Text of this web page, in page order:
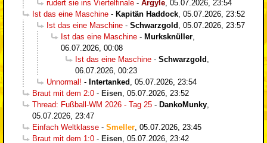
rudert sie ins Viertelfinale - Argyle 05.07.2026, 23:54
Ist das eine Maschine - Kapitän Haddock 05.07.2026, 23:52
Ist das eine Maschine - Schwarzgold
05.07.2026, 23:57
Ist das eine Maschine - Murksknüller
06.07.2026, 00:08
Ist das eine Maschine - Schwarzgold
06.07.2026, 00:23
Unnormal! - Intertanked
05.07.2026, 23:54
Braut mit dem 2:0 - Eisen 05.07.2026, 23:52
Thread: Fußball-WM 2026 - Tag 25 - DankoMunky
05.07.2026, 23:47
Einfach Weltklasse - Smeller 05.07.2026, 23:45
Braut mit dem 1:0 - Eisen 05.07.2026, 23:42